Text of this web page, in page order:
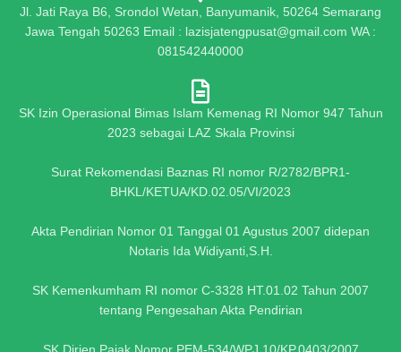
Jl. Jati Raya B6, Srondol Wetan, Banyumanik, 50264 Semarang
Jawa Tengah 50263 Email : lazisjatengpusat@gmail.com WA :
081542440000
SK Izin Operasional Bimas Islam Kemenag RI Nomor 947 Tahun
2023 sebagai LAZ Skala Provinsi
Surat Rekomendasi Baznas RI nomor R/2782/BPR1-
BHKL/KETUA/KD.02.05/VI/2023
Akta Pendirian Nomor 01 Tanggal 01 Agustus 2007 didepan
Notaris Ida Widiyanti,S.H.
SK Kemenkumham RI nomor C-3328 HT.01.02 Tahun 2007
tentang Pengesahan Akta Pendirian